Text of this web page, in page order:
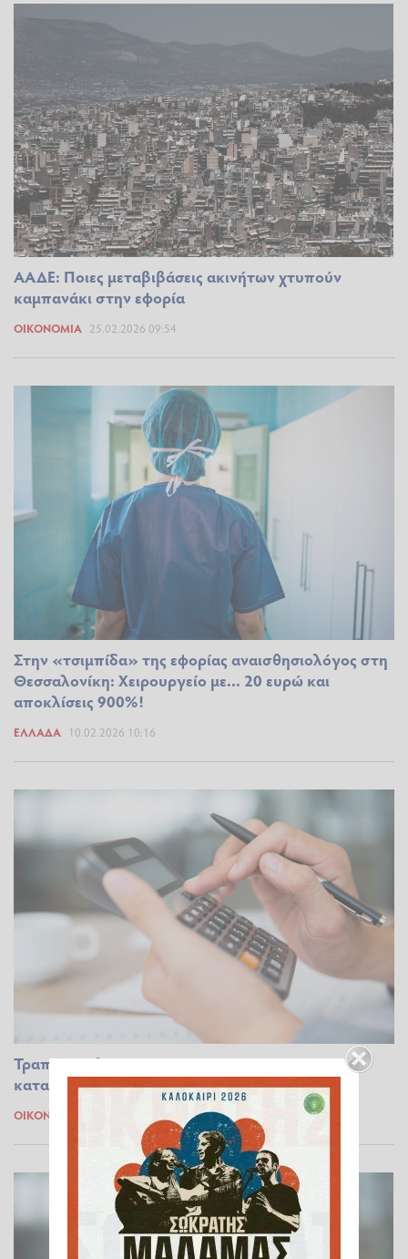
ΑΑΔΕ: Ποιες μεταβιβάσεις ακινήτων χτυπούν
καμπανάκι στην εφορία
ΟΙΚΟΝΟΜΊΑ 25.02.2026 09:54
Στην «τσιμπίδα» της εφορίας αναισθησιολόγος στη
Θεσσαλονίκη: Χειρουργείο με... 20 ευρώ και
αποκλίσεις 900%!
ΕΛΛΆΔΑ 10.02.2026 10:16
Τραπεζικοί λογαριασμοί: Η εφορία σαρώνει τις
καταθέσεις – Ποιοι μπαίνουν στο στόχαστρο
ΟΙΚΟΝΟΜΊΑ 11.01.2026 10:02